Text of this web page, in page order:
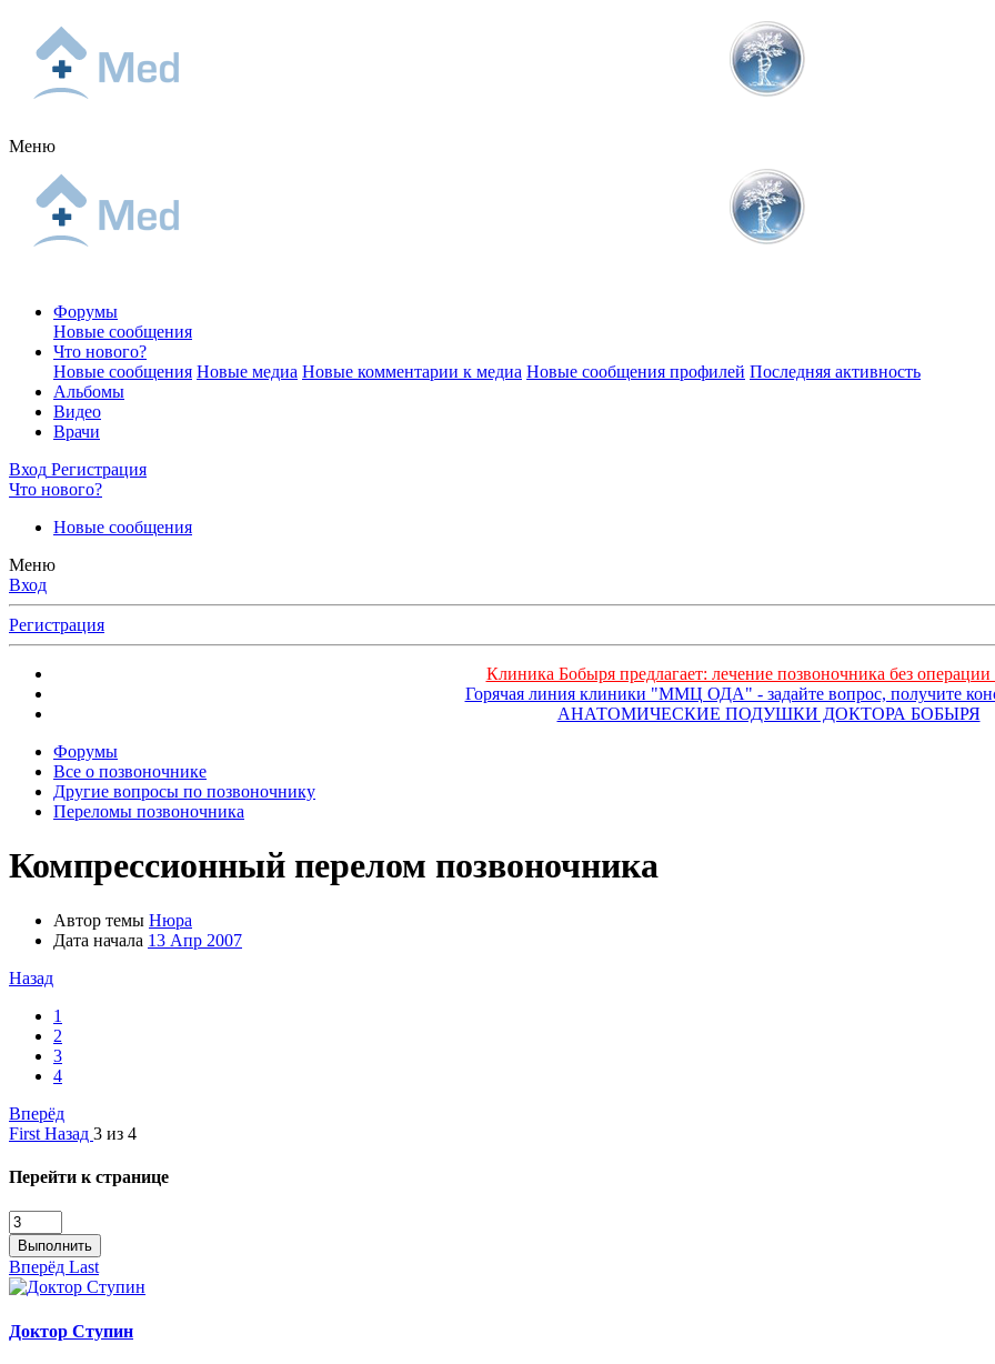
Меню
Форумы
Новые сообщения
Что нового?
Новые сообщения Новые медиа Новые комментарии к медиа Новые сообщения профилей Последняя активность
Альбомы
Видео
Врачи
Вход Регистрация
Что нового?
Новые сообщения
Меню
Вход
Регистрация
Клиника Бобыря предлагает: лечение позвоночника без
Горячая линия клиники "ММЦ ОДА" - задайте вопрос, получите
АНАТОМИЧЕСКИЕ ПОДУШКИ ДОКТОРА БОБЫРЯ
Форумы
Все о позвоночнике
Другие вопросы по позвоночнику
Переломы позвоночника
Компрессионный перелом позвоночника
Автор темы Нюра
Дата начала 13 Апр 2007
Назад
1
2
3
4
Вперёд
First Назад 3 из 4
Перейти к странице
Выполнить
Вперёд Last
Доктор Ступин